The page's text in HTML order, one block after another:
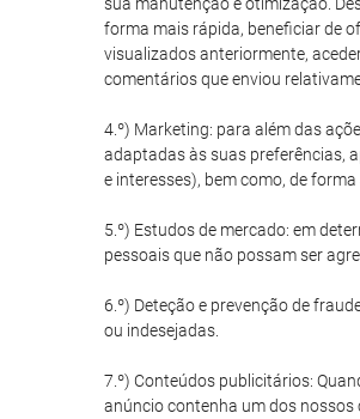
forma mais rápida, beneficiar de
visualizados anteriormente,
comentários que enviou
4.º) Marketing: para além das
adaptadas às suas preferências,
e interesses), bem como, de
5.º) Estudos de mercado: em
pessoais que não possam ser
6.º) Deteção e prevenção de
ou indesejadas.
7.º) Conteúdos publicitários:
anúncio contenha um dos nossos